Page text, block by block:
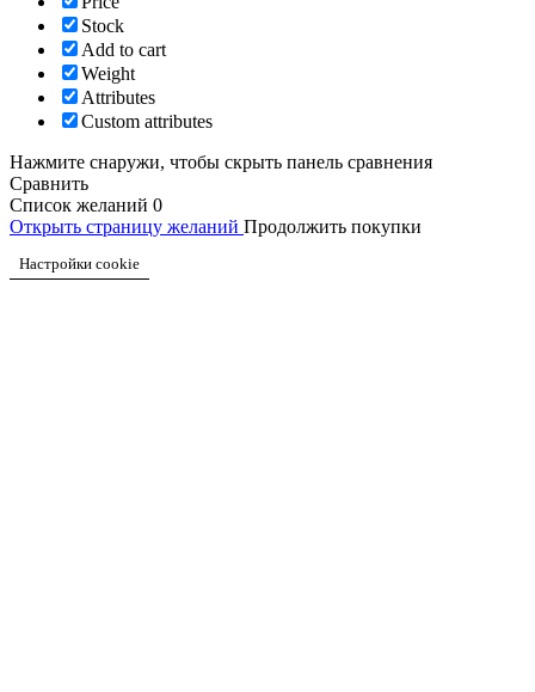
Stock
Add to cart
Weight
Attributes
Custom attributes
Нажмите снаружи, чтобы скрыть панель сравнения
Сравнить
Список желаний 0
Открыть страницу желаний Продолжить покупки
Настройки cookie